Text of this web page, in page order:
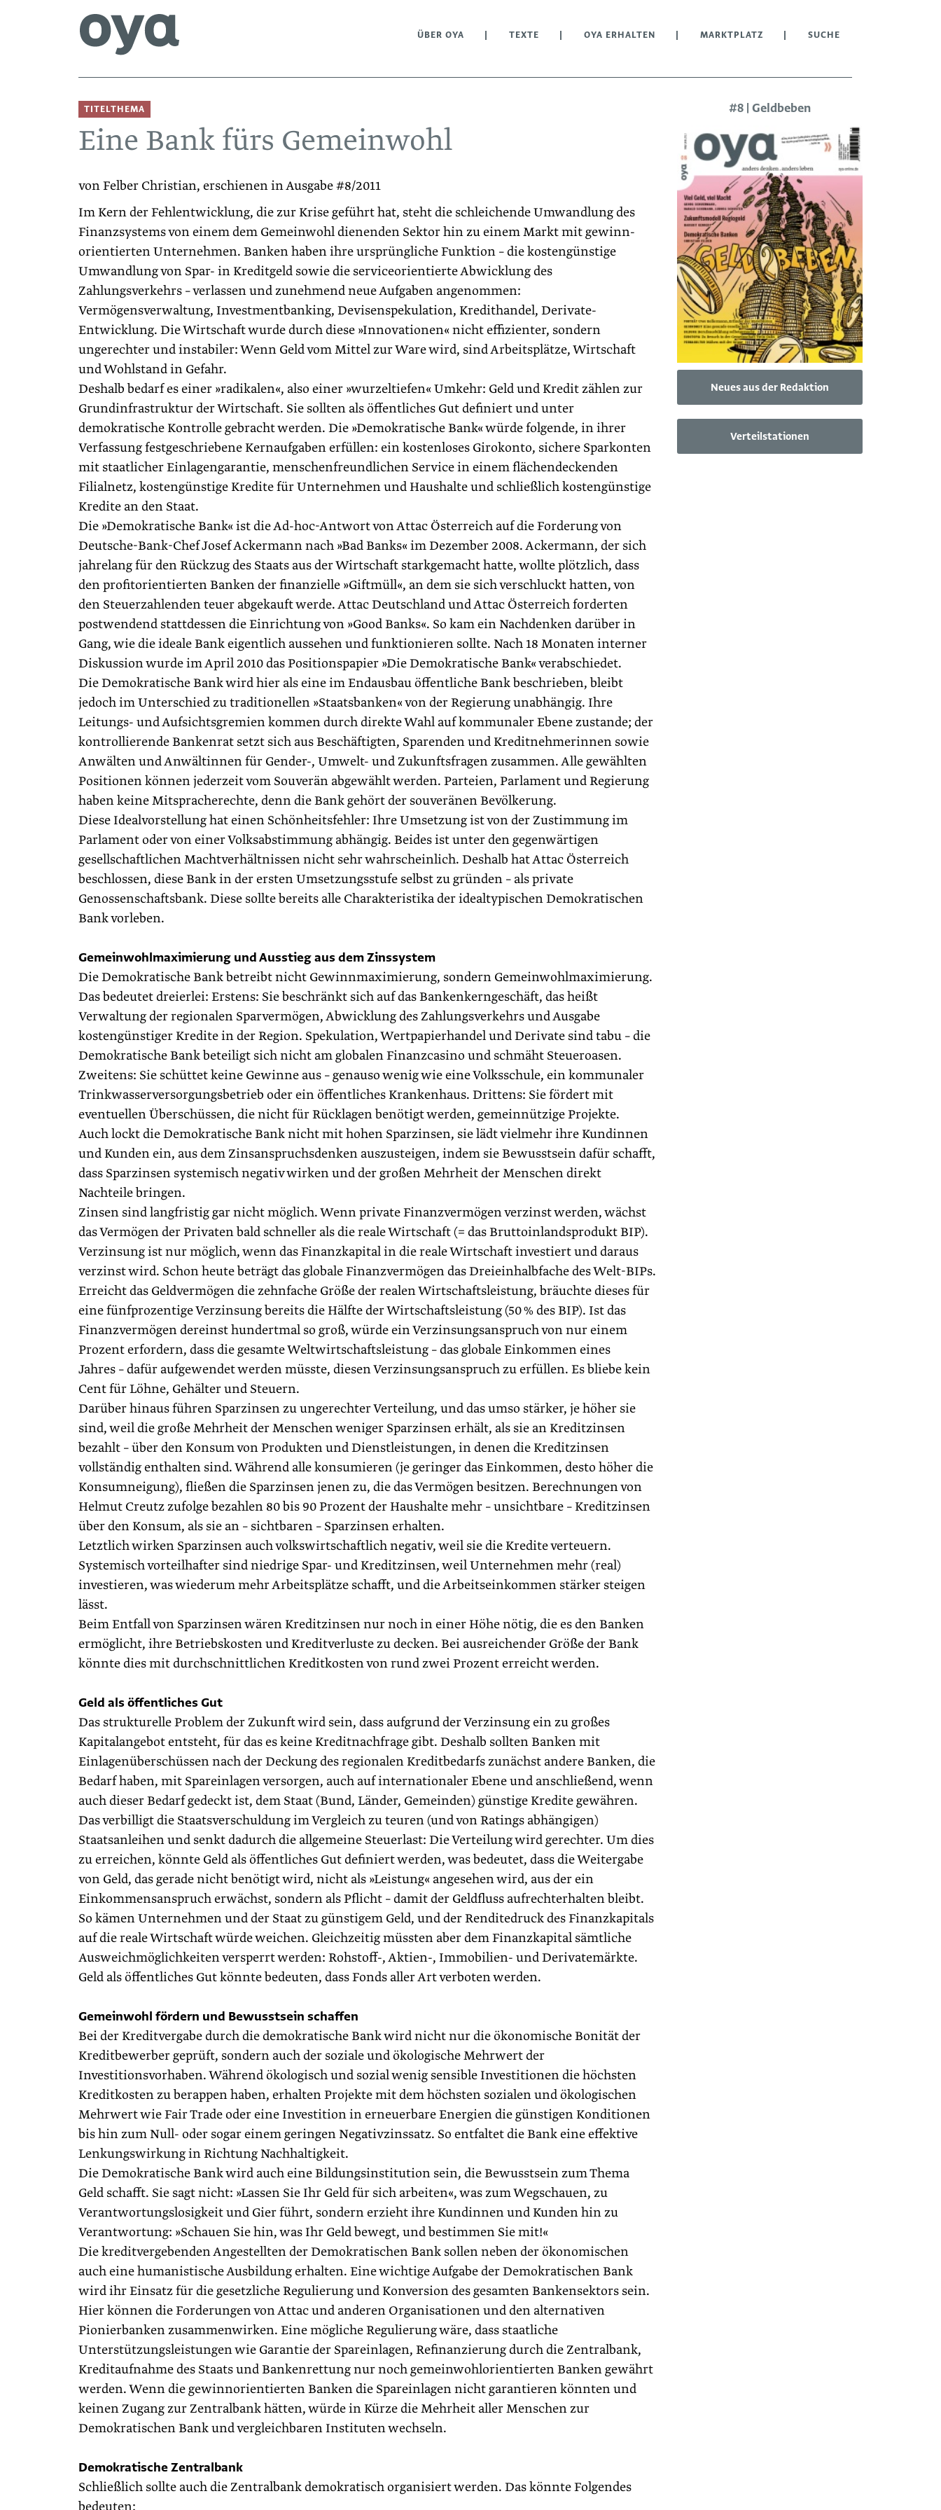
ÜBER OYA TEXTE OYA ERHALTEN MARKTPLATZ SUCHE
TITELTHEMA
Eine Bank fürs Gemeinwohl
von Felber Christian, erschienen in Ausgabe #8/2011
Im Kern der Fehlentwicklung, die zur Krise geführt hat, steht die schleichende Umwandlung des
Finanzsystems von einem dem Gemeinwohl dienenden Sektor hin zu einem Markt mit gewinn­
orientierten Unternehmen. Banken haben ihre ursprüngliche Funktion – die kostengünstige
Umwandlung von Spar- in Kreditgeld sowie die serviceorientierte Abwicklung des
Zahlungsverkehrs – verlassen und zunehmend neue Aufgaben angenommen:
Vermögensverwaltung, Investmentbanking, Devisenspekulation, Kredithandel, Derivate-
Entwicklung. Die Wirtschaft wurde durch diese »Innovationen« nicht effizienter, sondern
ungerechter und instabiler: Wenn Geld vom Mittel zur Ware wird, sind Arbeitsplätze, Wirtschaft
und Wohlstand in Gefahr.
Deshalb bedarf es einer »radikalen«, also einer »wurzeltiefen« Umkehr: Geld und Kredit zählen zur
Grundinfrastruktur der Wirtschaft. Sie sollten als öffentliches Gut definiert und unter
demokratische Kontrolle gebracht werden. Die »Demokratische Bank« würde folgende, in ihrer
Verfassung festgeschriebene Kernaufgaben erfüllen: ein kostenloses Girokonto, sichere Sparkonten
mit staatlicher Einlagengarantie, menschenfreundlichen Service in einem flächendeckenden
Filialnetz, kostengünstige Kredite für Unternehmen und Haushalte und schließlich kostengünstige
Kredite an den Staat.
Die »Demokratische Bank« ist die Ad-hoc-Antwort von Attac Österreich auf die Forderung von
Deutsche-Bank-Chef Josef Ackermann nach »Bad Banks« im Dezember 2008. Ackermann, der sich
jahrelang für den Rückzug des Staats aus der Wirtschaft starkgemacht hatte, wollte plötzlich, dass
den profitorientierten Banken der finanzielle »Giftmüll«, an dem sie sich verschluckt hatten, von
den Steuerzahlenden teuer abgekauft werde. Attac Deutschland und Attac Österreich forderten
postwendend stattdessen die Einrichtung von »Good Banks«. So kam ein Nachdenken darüber in
Gang, wie die ideale Bank eigentlich aussehen und funktionieren sollte. Nach 18 Monaten interner
Diskussion wurde im April 2010 das Positionspapier »Die Demokratische Bank« verabschiedet.
Die Demokratische Bank wird hier als eine im Endausbau öffentliche Bank beschrieben, bleibt
jedoch im Unterschied zu traditionellen »Staatsbanken« von der Regierung unabhängig. Ihre
Leitungs- und Aufsichtsgremien kommen durch direkte Wahl auf kommunaler Ebene zustande; der
kontrollierende Bankenrat setzt sich aus Beschäftigten, Sparenden und Kreditnehmerinnen sowie
Anwälten und Anwältinnen für Gender-, Umwelt- und Zukunftsfragen zusammen. Alle gewählten
Positionen können jederzeit vom Souverän abgewählt werden. Parteien, Parlament und Regierung
haben keine Mitspracherechte, denn die Bank gehört der souveränen Bevölkerung.
Diese Idealvorstellung hat einen Schönheitsfehler: Ihre Umsetzung ist von der Zustimmung im
Parlament oder von einer Volksabstimmung abhängig. Beides ist unter den gegenwärtigen
gesellschaftlichen Machtverhältnissen nicht sehr wahrscheinlich. Deshalb hat Attac Österreich
beschlossen, diese Bank in der ersten Umsetzungsstufe selbst zu gründen – als private
Genossenschaftsbank. Diese sollte bereits alle Charakteristika der idealtypischen Demokratischen
Bank vorleben.
Gemeinwohlmaximierung und Ausstieg aus dem Zinssystem
Die Demokratische Bank betreibt nicht Gewinnmaximierung, sondern Gemeinwohlmaximierung.
Das bedeutet dreierlei: Erstens: Sie beschränkt sich auf das Bankenkerngeschäft, das heißt
Verwaltung der regionalen Sparvermögen, Abwicklung des Zahlungsverkehrs und Ausgabe
kostengünstiger Kredite in der Region. Spekulation, Wertpapierhandel und Derivate sind tabu – die
Demokratische Bank beteiligt sich nicht am globalen Finanzcasino und schmäht Steueroasen.
Zweitens: Sie schüttet keine Gewinne aus – genauso wenig wie eine Volksschule, ein kommunaler
Trinkwasserversorgungsbetrieb oder ein öffentliches Krankenhaus. Drittens: Sie fördert mit
eventuellen Überschüssen, die nicht für Rücklagen benötigt werden, gemeinnützige Projekte.
Auch lockt die Demokratische Bank nicht mit hohen Spar­zinsen, sie lädt vielmehr ihre Kundinnen
und Kunden ein, aus dem Zinsanspruchsdenken auszusteigen, indem sie Bewusstsein dafür schafft,
dass Sparzinsen systemisch negativ wirken und der großen Mehrheit der Menschen direkt
Nachteile bringen.
Zinsen sind langfristig gar nicht möglich. Wenn private Finanzvermögen verzinst werden, wächst
das Vermögen der Privaten bald schneller als die reale Wirtschaft (= das Bruttoinlandsprodukt BIP).
Verzinsung ist nur möglich, wenn das Finanzkapital in die reale Wirtschaft investiert und daraus
verzinst wird. Schon heute beträgt das globale Finanzvermögen das Dreieinhalbfache des Welt-BIPs.
Erreicht das Geldvermögen die zehnfache Größe der realen Wirtschaftsleistung, bräuchte dieses für
eine fünfprozentige Verzinsung bereits die Hälfte der Wirtschaftsleistung (50 % des BIP). Ist das
Finanzvermögen dereinst hundertmal so groß, würde ein Verzinsungsanspruch von nur einem
Prozent erfordern, dass die gesamte Weltwirtschaftsleistung – das globale Einkommen eines
Jahres – dafür aufgewendet werden müsste, diesen Verzinsungsanspruch zu erfüllen. Es bliebe kein
Cent für Löhne, Gehälter und Steuern.
Darüber hinaus führen Sparzinsen zu ungerechter Verteilung, und das umso stärker, je höher sie
sind, weil die große Mehrheit der Menschen weniger Sparzinsen erhält, als sie an Kreditzinsen
bezahlt – über den Konsum von Produkten und Dienstleistungen, in denen die Kreditzinsen
vollständig enthalten sind. Während alle konsumieren (je geringer das Einkommen, desto höher die
Konsumneigung), fließen die Sparzinsen jenen zu, die das Vermögen besitzen. Berechnungen von
Helmut Creutz zufolge bezahlen 80 bis 90 Prozent der Haushalte mehr – unsichtbare – Kreditzinsen
über den Konsum, als sie an – sichtbaren – Sparzinsen erhalten.
Letztlich wirken Sparzinsen auch volkswirtschaftlich negativ, weil sie die Kredite verteuern.
Systemisch vorteilhafter sind niedrige Spar- und Kreditzinsen, weil Unternehmen mehr (real)
investieren, was wiederum mehr Arbeitsplätze schafft, und die Arbeitseinkommen stärker steigen
lässt.
Beim Entfall von Sparzinsen wären Kreditzinsen nur noch in einer Höhe nötig, die es den Banken
ermöglicht, ihre Betriebskosten und Kreditverluste zu decken. Bei ausreichender Größe der Bank
könnte dies mit durchschnittlichen Kreditkosten von rund zwei Prozent erreicht werden.
Geld als öffentliches Gut
Das strukturelle Problem der Zukunft wird sein, dass aufgrund der Verzinsung ein zu großes
Kapitalangebot entsteht, für das es keine Kreditnachfrage gibt. Deshalb sollten Banken mit
Einlagenüberschüssen nach der Deckung des regionalen Kreditbedarfs zunächst andere Banken, die
Bedarf haben, mit Spareinlagen versorgen, auch auf internationaler Ebene und anschließend, wenn
auch dieser Bedarf gedeckt ist, dem Staat (Bund, Länder, Gemeinden) günstige Kredite gewähren.
Das verbilligt die Staatsverschuldung im Vergleich zu teuren (und von Ratings abhängigen)
Staatsanleihen und senkt dadurch die allgemeine Steuerlast: Die Verteilung wird gerechter. Um dies
zu erreichen, könnte Geld als öffentliches Gut definiert werden, was bedeutet, dass die Weitergabe
von Geld, das gerade nicht benötigt wird, nicht als »Leistung« angesehen wird, aus der ein
Einkommensanspruch erwächst, sondern als Pflicht – damit der Geldfluss aufrechterhalten bleibt.
So kämen Unternehmen und der Staat zu günstigem Geld, und der Renditedruck des Finanzkapitals
auf die reale Wirtschaft würde weichen. Gleichzeitig müssten aber dem Finanzkapital sämtliche
Ausweichmöglichkeiten versperrt werden: Rohstoff-, Aktien-, Immobilien- und Derivatemärkte.
Geld als öffentliches Gut könnte bedeuten, dass Fonds aller Art verboten werden.
Gemeinwohl fördern und Bewusstsein schaffen
Bei der Kreditvergabe durch die demokratische Bank wird nicht nur die ökonomische Bonität der
Kreditbewerber geprüft, sondern auch der soziale und ökologische Mehrwert der
Investitionsvorhaben. Während ökologisch und sozial wenig sensible Investitionen die höchsten
Kreditkosten zu berappen haben, erhalten Projekte mit dem höchsten sozialen und ökologischen
Mehrwert wie Fair Trade oder eine Investition in erneuerbare Energien die günstigen Konditionen
bis hin zum Null- oder sogar einem geringen Negativzinssatz. So entfaltet die Bank eine effektive
Lenkungswirkung in Richtung Nachhaltigkeit.
Die Demokratische Bank wird auch eine Bildungsinstitution sein, die Bewusstsein zum Thema
Geld schafft. Sie sagt nicht: »Lassen Sie Ihr Geld für sich arbeiten«, was zum Wegschauen, zu
Verantwortungslosigkeit und Gier führt, sondern erzieht ihre Kundinnen und Kunden hin zu
Verantwortung: »Schauen Sie hin, was Ihr Geld bewegt, und bestimmen Sie mit!«
Die kreditvergebenden Angestellten der Demokratischen Bank sollen neben der ökonomischen
auch eine humanistische Ausbildung erhalten. Eine wichtige Aufgabe der Demokratischen Bank
wird ihr Einsatz für die gesetzliche Regulierung und Konversion des gesamten Bankensektors sein.
Hier können die Forderungen von Attac und anderen Organisationen und den alternativen
Pionierbanken zusammenwirken. Eine mögliche Regulierung wäre, dass staatliche
Unterstützungsleistungen wie Garantie der Spareinlagen, Refinanzierung durch die Zentralbank,
Kreditaufnahme des Staats und Bankenrettung nur noch gemeinwohlorientierten Banken gewährt
werden. Wenn die gewinnorientierten Banken die Spareinlagen nicht garantieren könnten und
keinen Zugang zur Zentralbank hätten, würde in Kürze die Mehrheit aller Menschen zur
Demokratischen Bank und vergleichbaren Instituten wechseln.
Demokratische Zentralbank
Schließlich sollte auch die Zentralbank demokratisch organisiert werden. Das könnte Folgendes
#8 | Geldbeben
Neues aus der Redaktion
Verteilstationen